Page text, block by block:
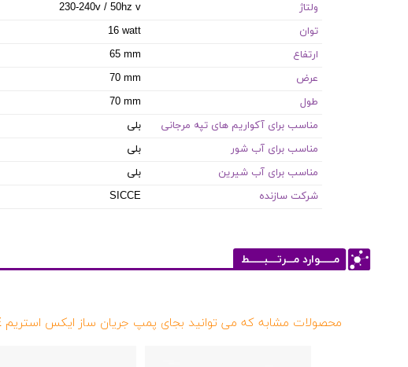
ولتاژ
230-240v / 50hz v
توان
16 watt
ارتفاع
65 mm
عرض
70 mm
طول
70 mm
مناسب برای آکواریم های تپه مرجانی
بلی
مناسب برای آب شور
بلی
مناسب برای آب شیرین
بلی
شرکت سازنده
SICCE
مــــــوارد مـــرتــــبــــــط
محصولات مشابه که می توانید بجای پمپ جریان ساز ایکس استریم E استفاده کنید